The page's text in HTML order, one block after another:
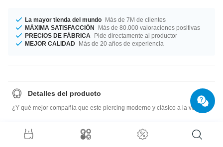
La mayor tienda del mundo Más de 7M de clientes
MÁXIMA SATISFACCIÓN
Más de 80.000 valoraciones positivas
PRECIOS DE FÁBRICA
Pide directamente al productor
MEJOR CALIDAD Más de 20 años de experiencia
Detalles del producto
¿Y qué mejor compañía que este piercing moderno y clásico a la vez?
Guía de tallas